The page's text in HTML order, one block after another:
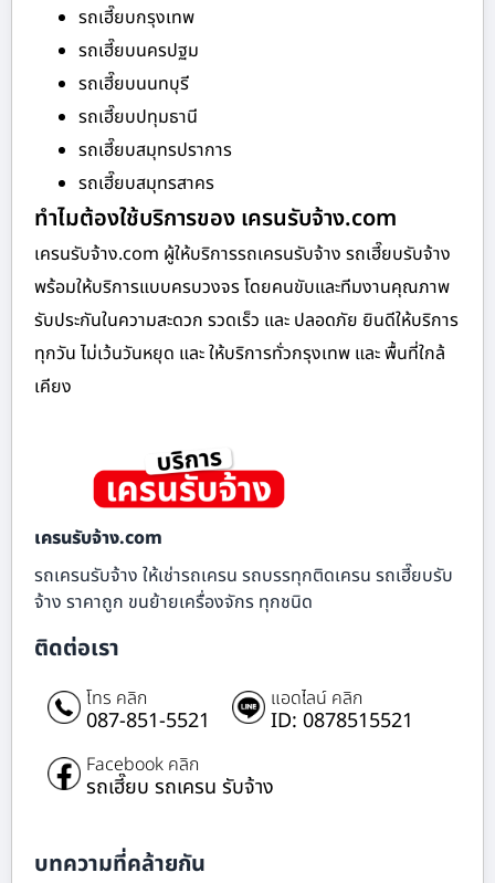
รถเฮี๊ยบกรุงเทพ
รถเฮี๊ยบนครปฐม
รถเฮี๊ยบนนทบุรี
รถเฮี๊ยบปทุมธานี
รถเฮี๊ยบสมุทรปราการ
รถเฮี๊ยบสมุทรสาคร
ทำไมต้องใช้บริการของ เครนรับจ้าง.com
เครนรับจ้าง.com ผู้ให้บริการรถเครนรับจ้าง รถเฮี๊ยบรับจ้าง
พร้อมให้บริการแบบครบวงจร โดยคนขับและทีมงานคุณภาพ
รับประกันในความสะดวก รวดเร็ว และ ปลอดภัย ยินดีให้บริการ
ทุกวัน ไม่เว้นวันหยุด และ ให้บริการทั่วกรุงเทพ และ พื้นที่ใกล้
เคียง
เครนรับจ้าง.com
รถเครนรับจ้าง ให้เช่ารถเครน รถบรรทุกติดเครน รถเฮี๊ยบรับ
จ้าง ราคาถูก ขนย้ายเครื่องจักร ทุกชนิด
ติดต่อเรา
โทร คลิก
087-851-5521
แอดไลน์ คลิก
ID: 0878515521
Facebook คลิก
รถเฮี๊ยบ รถเครน รับจ้าง
บทความที่คล้ายกัน